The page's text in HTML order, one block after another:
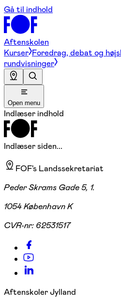
Gå til indhold
Aftenskolen
Kurser Foredrag, debat og
rundvisninger
Open menu
Indlæser indhold
Indlæser siden...
FOF's Landssekretariat
Peder Skrams Gade 5, 1.
1054 København K
CVR-nr: 62531517
Aftenskoler Jylland